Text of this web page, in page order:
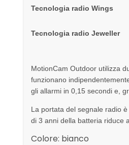
Tecnologia radio Wings
Tecnologia radio Jeweller
MotionCam Outdoor utilizza
funzionano
gli allarmi in 0,15 secondi e,
La portata del segnale radio
di 3 anni della batteria riduce
Colore: bianco